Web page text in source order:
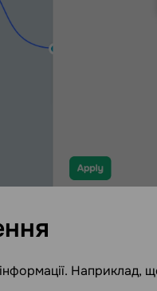
Наприклад,